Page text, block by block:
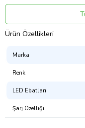
Lambalarımız 7 farklı
Bir renk seçmek zorunda
değişir. Ayrıca, çift
• Çalışma Şekli ve Ebadı
Ürün AB normlarına
Güç kablosuna gerek
taşınabilir ve kullanımı
Ürün Özellikleri
Marka
Renk
LED Ebatları
Şarj Özelliği